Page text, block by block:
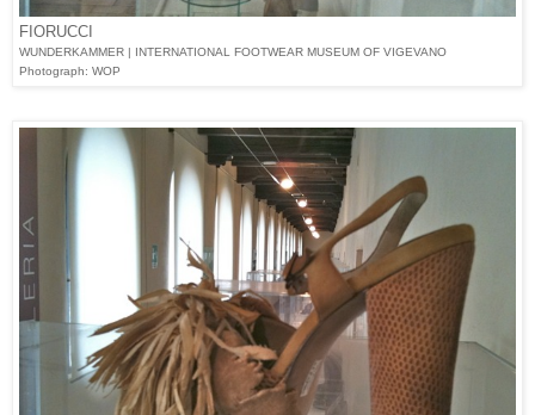
FIORUCCI
WUNDERKAMMER | INTERNATIONAL FOOTWEAR MUSEUM OF VIGEVANO
Photograph: WOP